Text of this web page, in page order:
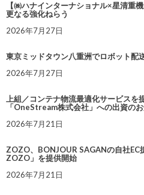
【㈱ハナインターナショナル×星清重
更なる強化ねらう
2026年7月27日
東京ミッドタウン八重洲でロボット配
2026年7月27日
上組／コンテナ物流最適化サービスを
「OneStream株式会社」への出資の
2026年7月21日
ZOZO、BONJOUR SAGANの自社
ZOZO」を提供開始
2026年7月21日